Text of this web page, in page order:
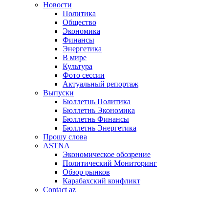
Новости
Политика
Общество
Экономика
Финансы
Энергетика
В мире
Культура
Фото сессии
Актуальный репортаж
Выпуски
Бюллетнь Политика
Бюллетнь Экономика
Бюллетнь Финансы
Бюллетнь Энергетика
Прошу слова
ASTNA
Экономическое обозрение
Политический Мониторинг
Обзор рынков
Карабахский конфликт
Contact az